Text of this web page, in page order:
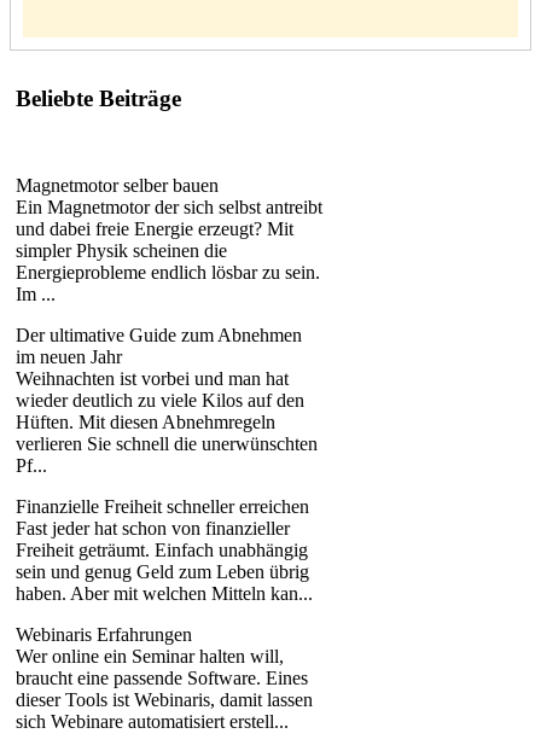
Beliebte Beiträge
Magnetmotor selber bauen
Ein Magnetmotor der sich selbst antreibt
und dabei freie Energie erzeugt? Mit
simpler Physik scheinen die
Energieprobleme endlich lösbar zu sein.
Im ...
Der ultimative Guide zum Abnehmen
im neuen Jahr
Weihnachten ist vorbei und man hat
wieder deutlich zu viele Kilos auf den
Hüften. Mit diesen Abnehmregeln
verlieren Sie schnell die unerwünschten
Pf...
Finanzielle Freiheit schneller erreichen
Fast jeder hat schon von finanzieller
Freiheit geträumt. Einfach unabhängig
sein und genug Geld zum Leben übrig
haben. Aber mit welchen Mitteln kan...
Webinaris Erfahrungen
Wer online ein Seminar halten will,
braucht eine passende Software. Eines
dieser Tools ist Webinaris, damit lassen
sich Webinare automatisiert erstell...